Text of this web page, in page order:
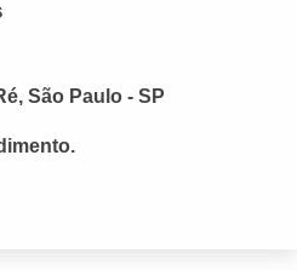
São Paulo - SP